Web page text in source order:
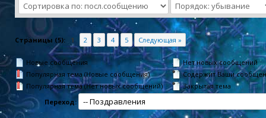
Страницы (5): 1 2 3 4 5 Следующая »
Новые сообщения
Популярная тема (Новые сообщения)
Популярная тема (Нет новых сообщений)
Нет новых сообщений
Содержит Ваши
Закрытая тема
Переход: